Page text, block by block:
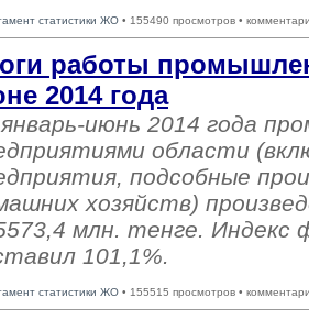
статистики ЖО • 155490 просмотров •
работы
2014 года
июнь 2014 года
области
подсобные
хозяйств)
млн. тенге. Индекс
101,1%.
статистики ЖО • 155515 просмотров •